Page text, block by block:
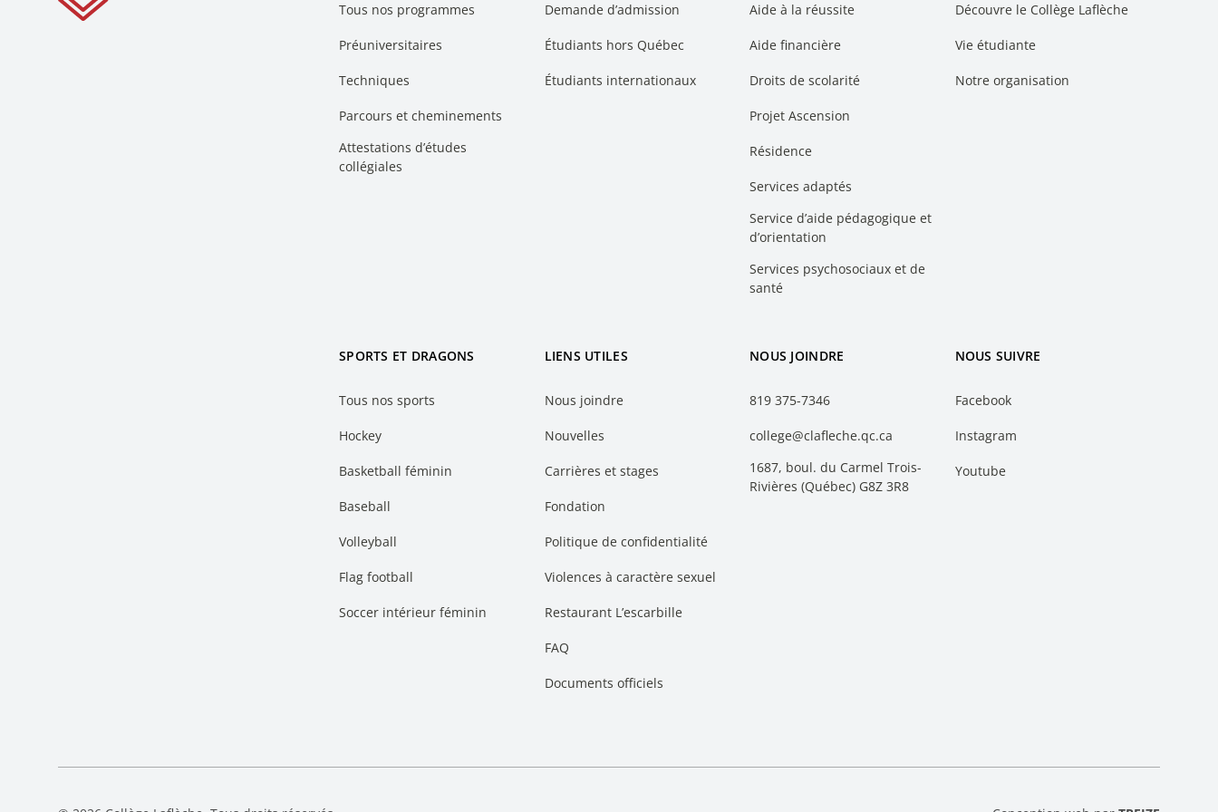
Tous nos programmes
Préuniversitaires
Techniques
Parcours et cheminements
Attestations d’études
collégiales
Demande d’admission
Étudiants hors Québec
Étudiants internationaux
Aide à la réussite
Aide financière
Droits de scolarité
Projet Ascension
Résidence
Services adaptés
Service d’aide pédagogique et
d’orientation
Services psychosociaux et de
santé
Découvre le Collège Laflèche
Vie étudiante
Notre organisation
SPORTS ET DRAGONS
Tous nos sports
Hockey
Basketball féminin
Baseball
Volleyball
Flag football
Soccer intérieur féminin
LIENS UTILES
Nous joindre
Nouvelles
Carrières et stages
Fondation
Politique de confidentialité
Violences à caractère sexuel
Restaurant L’escarbille
FAQ
Documents officiels
NOUS JOINDRE
819 375-7346
college@clafleche.qc.ca
1687, boul. du Carmel Trois-
Rivières (Québec) G8Z 3R8
NOUS SUIVRE
Facebook
Instagram
Youtube